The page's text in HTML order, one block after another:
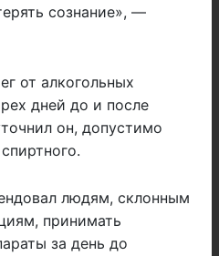
сознание», —
от алкогольных
дней до и после
он, допустимо
людям, склонным
принимать
за день до